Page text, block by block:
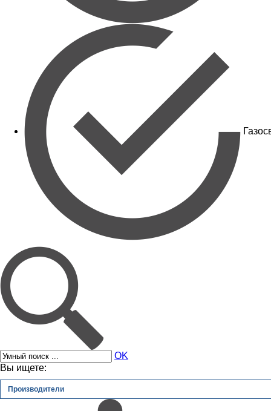
OK
Вы ищете:
Производители